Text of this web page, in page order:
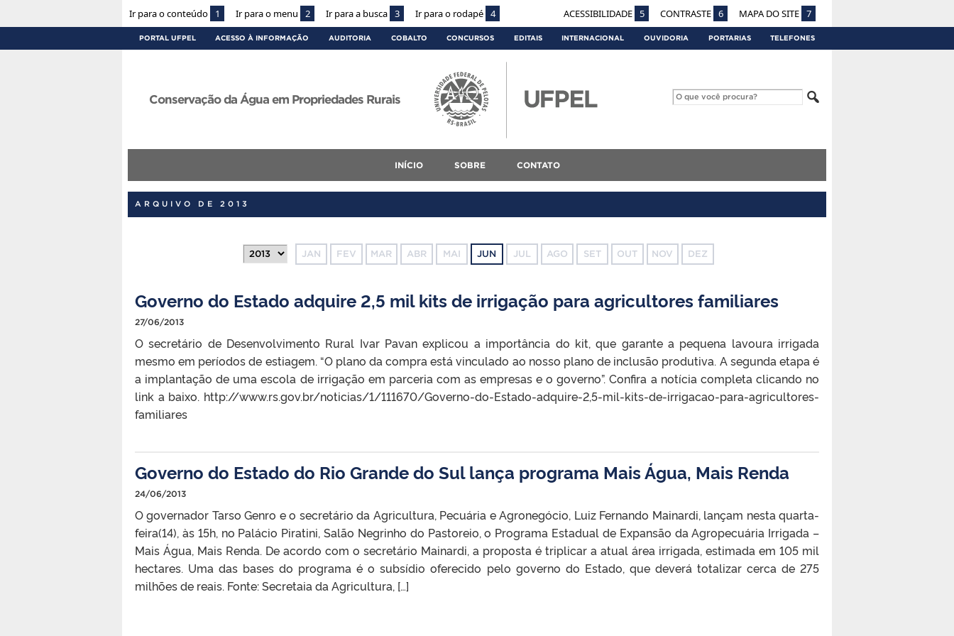
Ir para o conteúdo 1 Ir para o menu 2 Ir para a busca 3 Ir para o rodapé 4 ACESSIBILIDADE 5 CONTRASTE 6 MAPA DO SITE 7
PORTAL UFPEL ACESSO À INFORMAÇÃO AUDITORIA COBALTO CONCURSOS EDITAIS INTERNACIONAL OUVIDORIA PORTARIAS TELEFONES
Conservação da Água em Propriedades Rurais
INÍCIO SOBRE CONTATO
ARQUIVO DE 2013
JAN FEV MAR ABR MAI JUN JUL AGO SET OUT NOV DEZ
Governo do Estado adquire 2,5 mil kits de irrigação para agricultores familiares
27/06/2013
O secretário de Desenvolvimento Rural Ivar Pavan explicou a importância do kit, que garante a pequena lavoura irrigada
mesmo em períodos de estiagem. “O plano da compra está vinculado ao nosso plano de inclusão produtiva. A segunda etapa é
a implantação de uma escola de irrigação em parceria com as empresas e o governo”. Confira a notícia completa clicando no
link a baixo. http://www.rs.gov.br/noticias/1/111670/Governo-do-Estado-adquire-2,5-mil-kits-de-irrigacao-para-agricultores-
familiares
Governo do Estado do Rio Grande do Sul lança programa Mais Água, Mais Renda
24/06/2013
O governador Tarso Genro e o secretário da Agricultura, Pecuária e Agronegócio, Luiz Fernando Mainardi, lançam nesta quarta-
feira(14), às 15h, no Palácio Piratini, Salão Negrinho do Pastoreio, o Programa Estadual de Expansão da Agropecuária Irrigada –
Mais Água, Mais Renda. De acordo com o secretário Mainardi, a proposta é triplicar a atual área irrigada, estimada em 105 mil
hectares. Uma das bases do programa é o subsídio oferecido pelo governo do Estado, que deverá totalizar cerca de 275
milhões de reais. Fonte: Secretaia da Agricultura, […]